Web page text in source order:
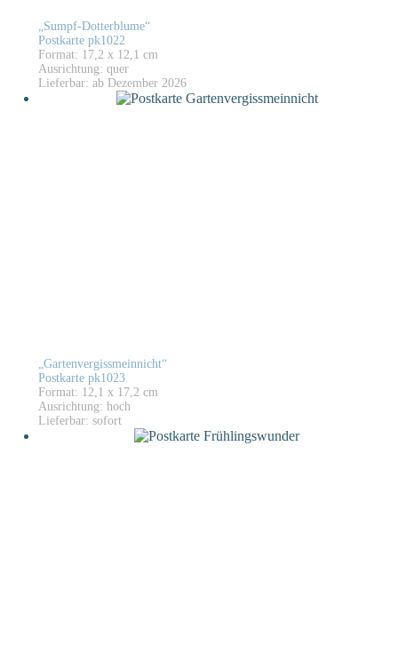
„Sumpf-Dotterblume“
Postkarte pk1022
Format: 17,2 x 12,1 cm
Ausrichtung: quer
Lieferbar: ab Dezember 2026
„Gartenvergissmeinnicht“
Postkarte pk1023
Format: 12,1 x 17,2 cm
Ausrichtung: hoch
Lieferbar: sofort